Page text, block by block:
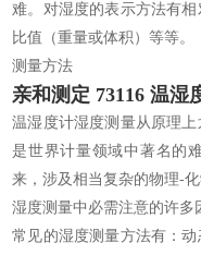
难。对湿度的表示方法有
比值（重量或体积）等等。
测量方法
亲和测定 73116 温湿
温湿度计湿度测量从原理
是世界计量领域中著名的
来，涉及相当复杂的物理-
湿度测量中必需注意的许多
常见的湿度测量方法有：